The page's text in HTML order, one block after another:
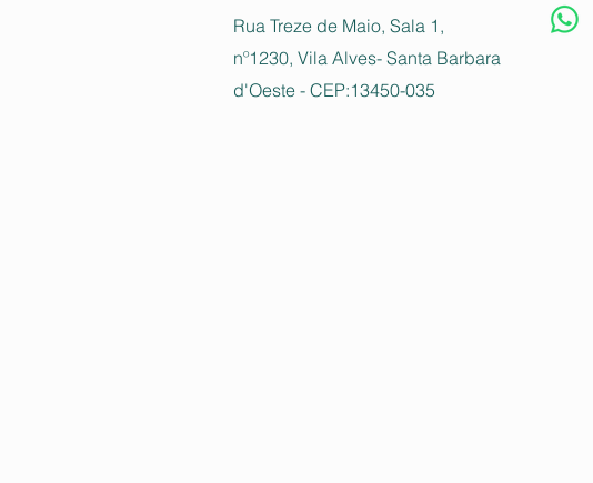
Rua Treze de Maio, Sala 1,
nº1230, Vila Alves- Santa Barbara
d'Oeste - CEP:13450-035